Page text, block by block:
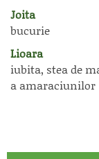
Joita
bucurie
Lioara
iubita, stea de
a amaraciunilor